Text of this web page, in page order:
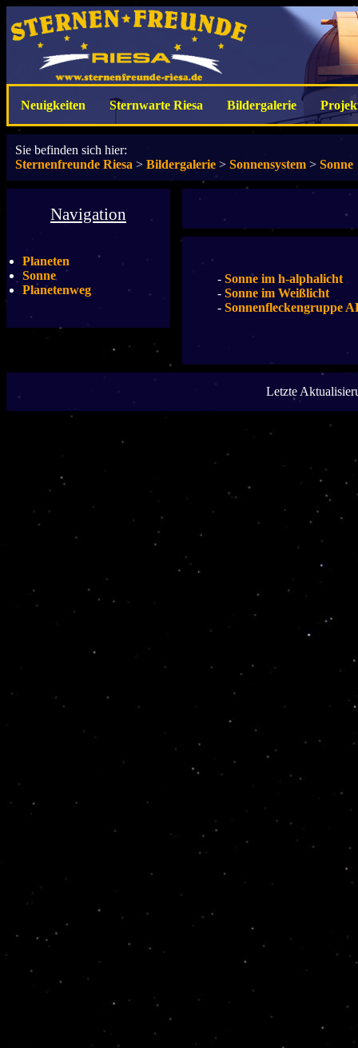
Neuigkeiten Sternwarte Riesa Bildergalerie
Sie befinden sich hier:
Sternenfreunde Riesa > Bildergalerie > Sonnensystem > Sonne
Navigation
Planeten
Sonne
Planetenweg
- Sonne im h-alphalicht
- Sonne im Weißlicht
- Sonnenfleckengruppe
Letzte